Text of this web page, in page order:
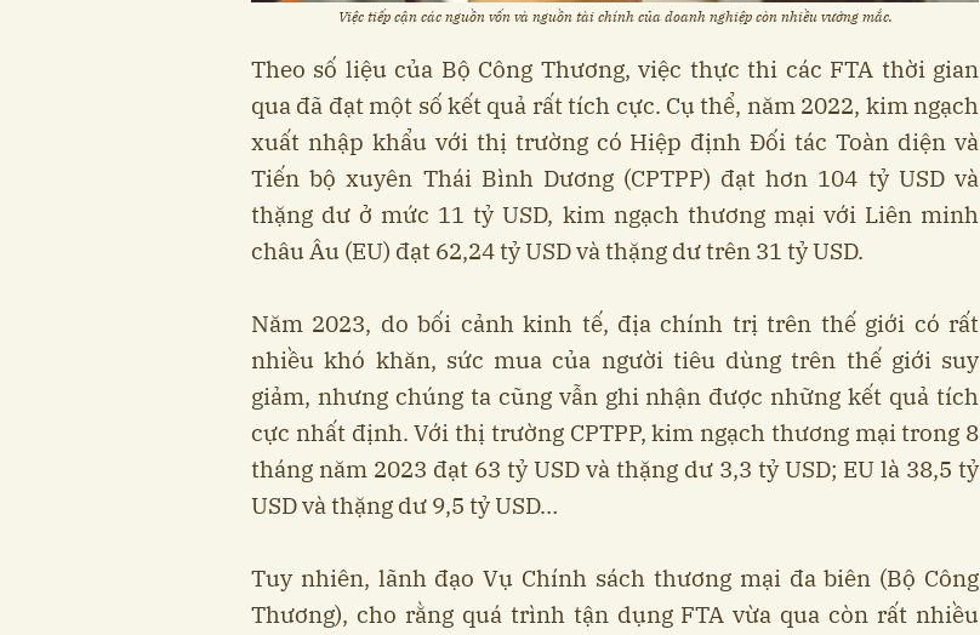
Việc tiếp cận các nguồn vốn và nguồn tài chính của doanh nghiệp còn nhiều vướng mắc.
Theo số liệu của Bộ Công Thương, việc thực thi các FTA thời gian
qua đã đạt một số kết quả rất tích cực. Cụ thể, năm 2022, kim ngạch
xuất nhập khẩu với thị trường có Hiệp định Đối tác Toàn diện và
Tiến bộ xuyên Thái Bình Dương (CPTPP) đạt hơn 104 tỷ USD và
thặng dư ở mức 11 tỷ USD, kim ngạch thương mại với Liên minh
châu Âu (EU) đạt 62,24 tỷ USD và thặng dư trên 31 tỷ USD.
Năm 2023, do bối cảnh kinh tế, địa chính trị trên thế giới có rất
nhiều khó khăn, sức mua của người tiêu dùng trên thế giới suy
giảm, nhưng chúng ta cũng vẫn ghi nhận được những kết quả tích
cực nhất định. Với thị trường CPTPP, kim ngạch thương mại trong 8
tháng năm 2023 đạt 63 tỷ USD và thặng dư 3,3 tỷ USD; EU là 38,5 tỷ
USD và thặng dư 9,5 tỷ USD…
Tuy nhiên, lãnh đạo Vụ Chính sách thương mại đa biên (Bộ Công
Thương), cho rằng quá trình tận dụng FTA vừa qua còn rất nhiều